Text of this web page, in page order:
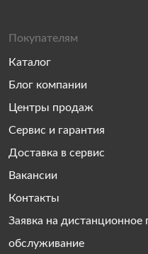
Покупателям
Каталог
Блог компании
Центры продаж
Сервис и гарантия
Доставка в сервис
Вакансии
Контакты
Заявка на дистанционное
обслуживание